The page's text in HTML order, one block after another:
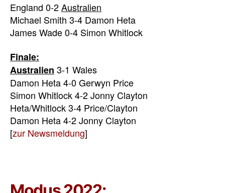
England 0-2Australien
Michael Smith 3-4 Damon Heta
James Wade 0-4 Simon Whitlock
Finale:
Australien 3-1 Wales
Damon Heta 4-0 Gerwyn Price
Simon Whitlock 4-2 Jonny Clayton
Heta/Whitlock 3-4 Price/Clayton
Damon Heta 4-2 Jonny Clayton
[zur Newsmeldung]